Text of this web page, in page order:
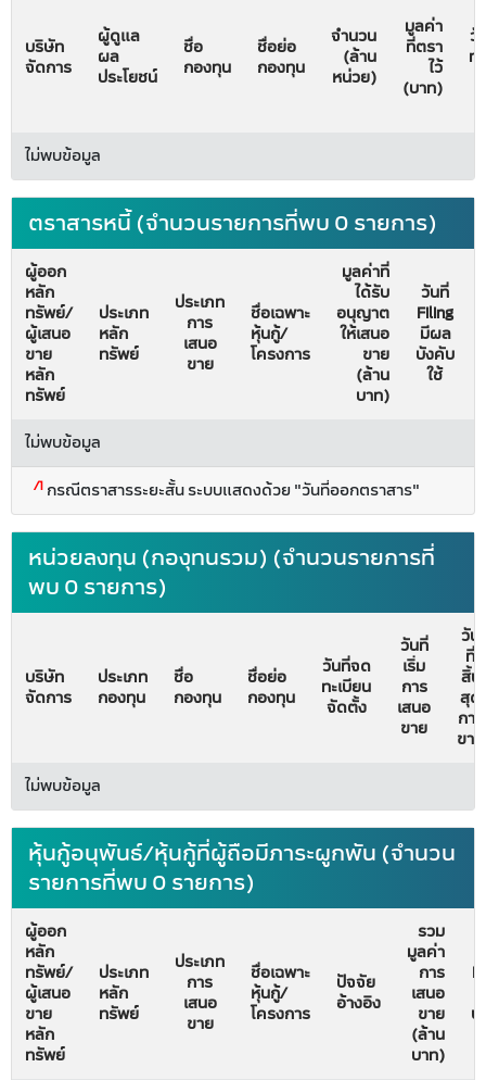
บริษัท
จัดการ
ผู้ดูแล
ผล
ประโยชน์
ชื่อ
กองทุน
ชื่อย่อ
กองทุน
จำนวน
(ล้าน
หน่วย)
มูลค่า
ที่ตรา
ไว้
(บาท)
วั
ท
ไม่พบข้อมูล
ตราสารหนี้ (จำนวนรายการที่พบ 0 รายการ)
ผู้ออก
หลัก
ทรัพย์/
ผู้เสนอ
ขาย
หลัก
ทรัพย์
ประเภท
หลัก
ทรัพย์
ประเภท
การ
เสนอ
ขาย
ชื่อเฉพาะ
หุ้นกู้/
โครงการ
มูลค่าที่
ได้รับ
อนุญาต
ให้เสนอ
ขาย
(ล้าน
บาท)
วันที่
Filing
มีผล
บังคับ
ใช้
ไม่พบข้อมูล
/1 กรณีตราสารระยะสั้น ระบบแสดงด้วย "วันที่ออกตราสาร"
หน่วยลงทุน (กองุทนรวม) (จำนวนรายการที่
พบ 0 รายการ)
บริษัท
จัดการ
ประเภท
กองทุน
ชื่อ
กองทุน
ชื่อย่อ
กองทุน
วันที่จด
ทะเบียน
จัดตั้ง
วันที่
เริ่ม
การ
เสนอ
ขาย
วัน
ที่
สิ้น
สุด
การ
ขาย
ไม่พบข้อมูล
หุ้นกู้อนุพันธ์/หุ้นกู้ที่ผู้ถือมีภาระผูกพัน (จำนวน
รายการที่พบ 0 รายการ)
ผู้ออก
หลัก
ทรัพย์/
ผู้เสนอ
ขาย
หลัก
ทรัพย์
ประเภท
หลัก
ทรัพย์
ประเภท
การ
เสนอ
ขาย
ชื่อเฉพาะ
หุ้นกู้/
โครงการ
ปัจจัย
อ้างอิง
รวม
มูลค่า
การ
เสนอ
ขาย
(ล้าน
บาท)
บั